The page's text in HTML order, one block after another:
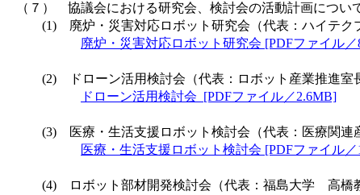
（７） 協議会における研究会、検討会の活動計画につい
(1) 廃炉・災害対応ロボット研究会（代表：ハイテクプ
廃炉・災害対応ロボット研究会 [PDFファイル
(2) ドローン活用検討会（代表：ロボット産業推進室
ドローン活用検討会 [PDFファイル／2.6MB]
(3) 医療・生活支援ロボット検討会（代表：医療関連産
医療・生活支援ロボット検討会 [PDFファイル
(4) ロボット部材開発検討会（代表：福島大学 高橋教